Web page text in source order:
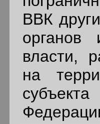
ВВК
органов
власти,
на